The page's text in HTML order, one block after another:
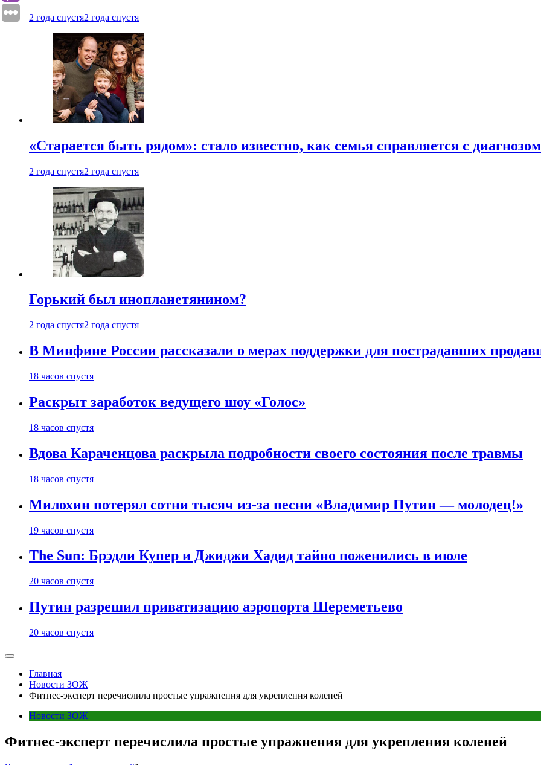
2 года спустя2 года спустя
«Старается быть рядом»: стало известно, как семья справляется с
2 года спустя2 года спустя
Горький был инопланетянином?
2 года спустя2 года спустя
В Минфине России рассказали о мерах поддержки для пострадавших
18 часов спустя
Раскрыт заработок ведущего шоу «Голос»
18 часов спустя
Вдова Караченцова раскрыла подробности своего состояния после травмы
18 часов спустя
Милохин потерял сотни тысяч из-за песни «Владимир Путин — молодец!»
19 часов спустя
The Sun: Брэдли Купер и Джиджи Хадид тайно поженились в июле
20 часов спустя
Путин разрешил приватизацию аэропорта Шереметьево
20 часов спустя
Главная
Новости ЗОЖ
Фитнес-эксперт перечислила простые упражнения для укрепления коленей
Новости ЗОЖ
Фитнес-эксперт перечислила простые упражнения для укрепления коленей